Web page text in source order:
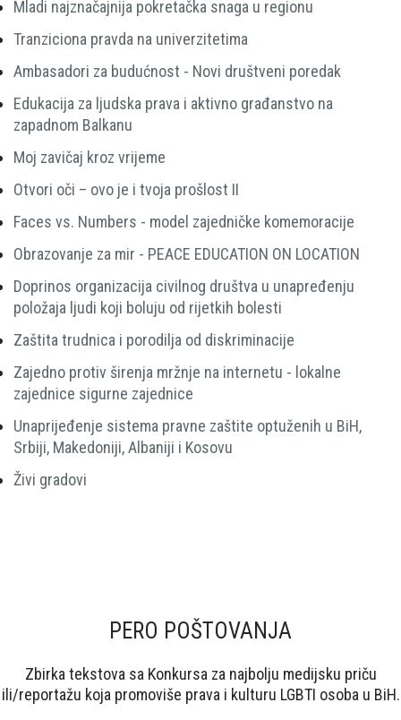
Mladi najznačajnija pokretačka snaga u regionu
Tranziciona pravda na univerzitetima
Ambasadori za budućnost - Novi društveni poredak
Edukacija za ljudska prava i aktivno građanstvo na
zapadnom Balkanu
Moj zavičaj kroz vrijeme
Otvori oči – ovo je i tvoja prošlost II
Faces vs. Numbers - model zajedničke komemoracije
Obrazovanje za mir - PEACE EDUCATION ON LOCATION
Doprinos organizacija civilnog društva u unapređenju
položaja ljudi koji boluju od rijetkih bolesti
Zaštita trudnica i porodilja od diskriminacije
Zajedno protiv širenja mržnje na internetu - lokalne
zajednice sigurne zajednice
Unaprijeđenje sistema pravne zaštite optuženih u BiH,
Srbiji, Makedoniji, Albaniji i Kosovu
Živi gradovi
PERO POŠTOVANJA
Zbirka tekstova sa Konkursa za najbolju medijsku priču
ili/reportažu koja promoviše prava i kulturu LGBTI osoba u BiH.